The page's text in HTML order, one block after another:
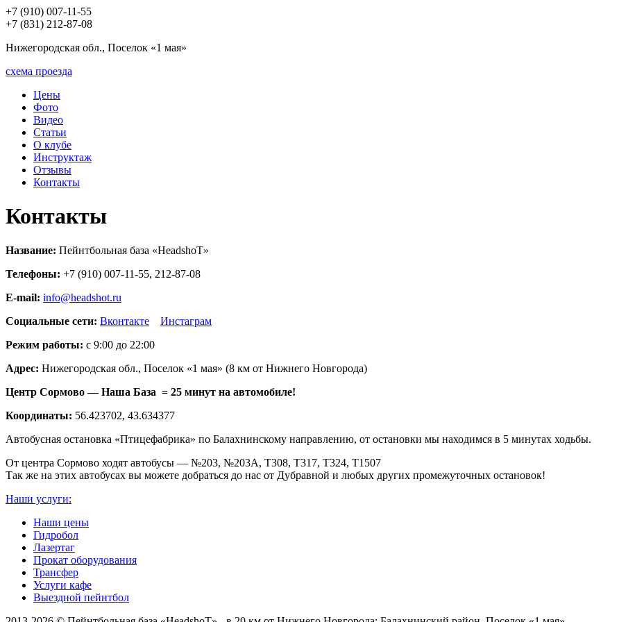
+7 (910) 007-11-55
+7 (831) 212-87-08
Нижегородская обл., Поселок «1 мая»
схема проезда
Цены
Фото
Видео
Статьи
О клубе
Инструктаж
Отзывы
Контакты
Контакты
Название: Пейнтбольная база «HeadshoT»
Телефоны: +7 (910) 007-11-55, 212-87-08
E-mail: info@headshot.ru
Социальные сети: Вконтакте
Инстаграм
Режим работы: с 9:00 до 22:00
Адрес: Нижегородская обл., Поселок «1 мая» (8 км от Нижнего Новгорода)
Центр Сормово — Наша База = 25 минут на автомобиле!
Координаты: 56.423702, 43.634377
Автобусная остановка «Птицефабрика» по Балахнинскому направлению, от остановки мы находимся в 5 минутах ходьбы.
От центра Сормово ходят автобусы — №203, №203А, Т308, Т317, Т324, Т1507
Так же на этих автобусах вы можете добраться до нас от Дубравной и любых других промежуточных остановок!
Наши услуги:
Наши цены
Гидробол
Лазертаг
Прокат оборудования
Трансфер
Услуги кафе
Выездной пейнтбол